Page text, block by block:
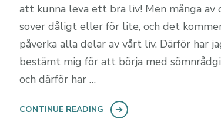
att kunna leva ett bra liv! Men många av
sover dåligt eller för lite, och det
påverka alla delar av vårt liv. Därför har
bestämt mig för att börja med
och därför har …
CONTINUE READING